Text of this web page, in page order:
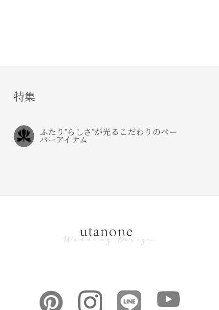
特集
ふたり”らしさ”が光るこだわりのペー
パーアイテム